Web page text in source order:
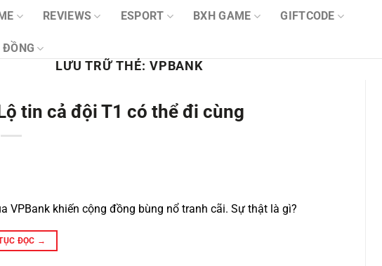
REVIEWS ESPORT BXH GAME GIFTCODE
ĐỒNG
LƯU TRỮ THẺ: VPBANK
tin cả đội T1 có thể đi cùng
VPBank khiến cộng đồng bùng nổ tranh cãi. Sự thật là gì?
ĐỌC →